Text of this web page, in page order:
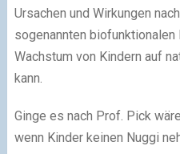
Ursachen und Wirkungen
sogenannten
Wachstum von Kindern auf
kann.
Ginge es nach Prof. Pick
wenn Kinder keinen Nuggi